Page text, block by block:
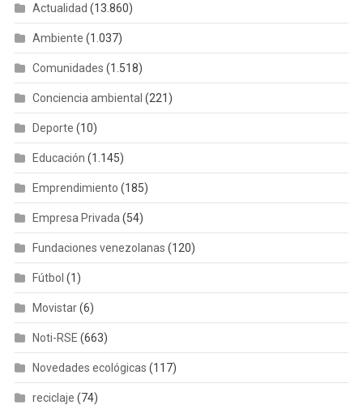
Actualidad (13.860)
Ambiente (1.037)
Comunidades (1.518)
Conciencia ambiental (221)
Deporte (10)
Educación (1.145)
Emprendimiento (185)
Empresa Privada (54)
Fundaciones venezolanas (120)
Fútbol (1)
Movistar(6)
Noti-RSE (663)
Novedades ecológicas (117)
reciclaje (74)